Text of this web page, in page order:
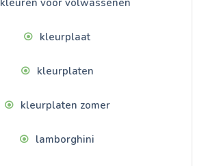
kleuren voor volwassenen
kleurplaat
kleurplaten
kleurplaten zomer
lamborghini